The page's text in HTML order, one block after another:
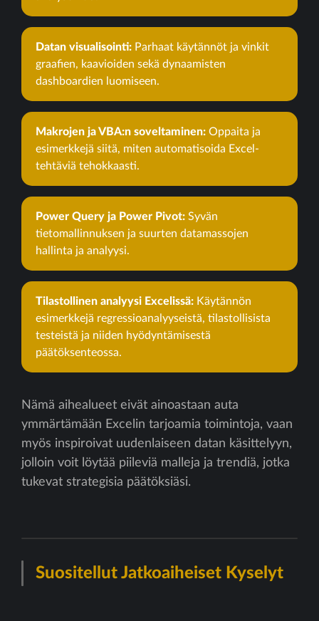
Datan visualisointi: Parhaat käytännöt ja vinkit
graafien, kaavioiden sekä dynaamisten
dashboardien luomiseen.
Makrojen ja VBA:n soveltaminen: Oppaita ja
esimerkkejä siitä, miten automatisoida Excel-
tehtäviä tehokkaasti.
Power Query ja Power Pivot: Syvän
tietomallinnuksen ja suurten datamassojen
hallinta ja analyysi.
Tilastollinen analyysi Excelissä: Käytännön
esimerkkejä regressioanalyyseistä, tilastollisista
testeistä ja niiden hyödyntämisestä
päätöksenteossa.
Nämä aihealueet eivät ainoastaan auta
ymmärtämään Excelin tarjoamia toimintoja, vaan
myös inspiroivat uudenlaiseen datan käsittelyyn,
jolloin voit löytää piileviä malleja ja trendiä, jotka
tukevat strategisia päätöksiäsi.
Suositellut Jatkoaiheiset Kyselyt